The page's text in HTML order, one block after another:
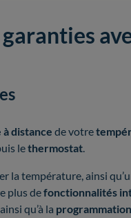
distance de votre
lethermostat.
la température, ainsi
plus defonctionnalités
ainsi qu’à la